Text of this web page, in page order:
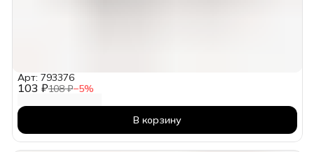
103 ₽108 ₽−5%
Арт: 793376
В корзину